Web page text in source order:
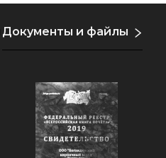
Документы и файлы